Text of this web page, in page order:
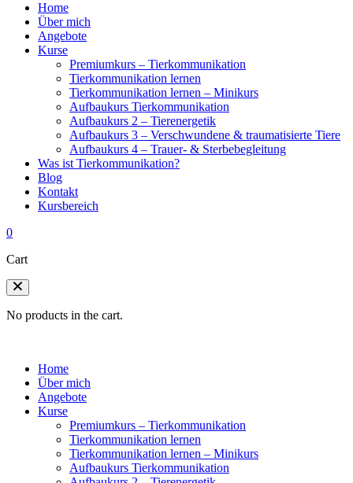
Home
Über mich
Angebote
Kurse
Premiumkurs – Tierkommunikation
Tierkommunikation lernen
Tierkommunikation lernen – Minikurs
Aufbaukurs Tierkommunikation
Aufbaukurs 2 – Tierenergetik
Aufbaukurs 3 – Verschwundene & traumatisierte Tiere
Aufbaukurs 4 – Trauer- & Sterbebegleitung
Was ist Tierkommunikation?
Blog
Kontakt
Kursbereich
0
Cart
No products in the cart.
Home
Über mich
Angebote
Kurse
Premiumkurs – Tierkommunikation
Tierkommunikation lernen
Tierkommunikation lernen – Minikurs
Aufbaukurs Tierkommunikation